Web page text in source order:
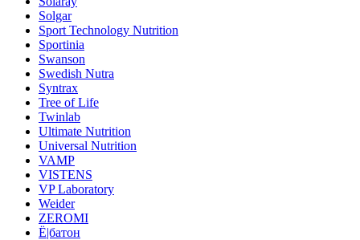
Solgar
Sport Technology Nutrition
Sportinia
Swanson
Swedish Nutra
Syntrax
Tree of Life
Twinlab
Ultimate Nutrition
Universal Nutrition
VAMP
VISTENS
VP Laboratory
Weider
ZEROMI
Ё|батон